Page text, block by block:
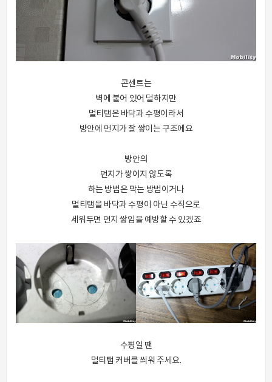
콘센트는
벽에 붙어 있어 덜하지만
멀티탭은 바닥과 수평이라서
방안에 먼지가 잘 쌓이는 구조에요
방안의
먼지가 쌓이지 않도록
하는 방법은 막는 방법이거나
멀티탭을 바닥과 수평이 아닌 수직으로
세워두면 먼지 쌓임을 예방할 수 있겠죠
수평일 땐
멀티탭 커버를 씌워 주세요.